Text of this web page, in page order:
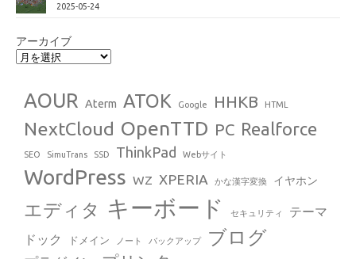
2025-05-24
アーカイブ
AOUR Aterm ATOK Google HHKB HTML
NextCloud OpenTTD PC Realforce
SEO SimuTrans SSD ThinkPad Webサイト
WordPress WZ XPERIA かな漢字変換 イヤホン
エディタ キーボード セキュリティ
テーマ
ドック
ドメイン ノート バックアップ ブログ